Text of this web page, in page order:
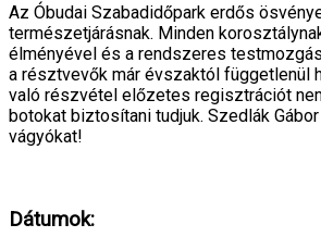
Az Óbudai Szabadidőpark erdős
természetjárásnak. Minden
élményével és a rendszeres
a résztvevők már évszaktól függetlenül
való részvétel előzetes regisztrációt
botokat biztosítani tudjuk. Szedlák
vágyókat!
Dátumok: